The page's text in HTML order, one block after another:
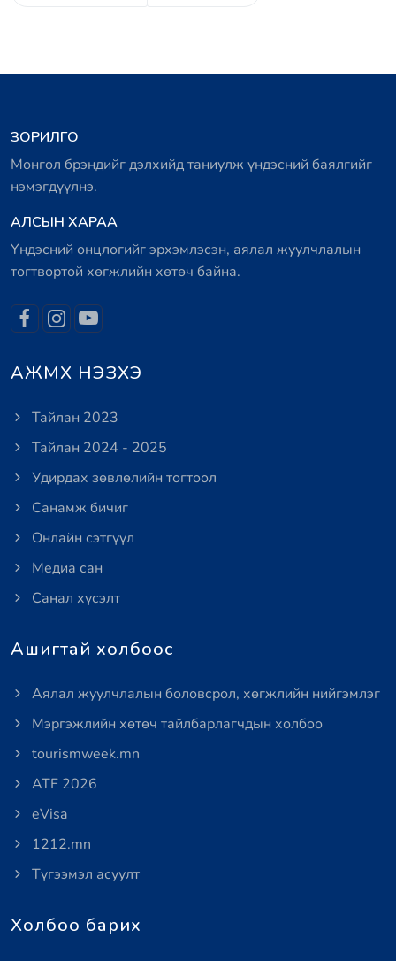
ЗОРИЛГО
Монгол брэндийг дэлхийд таниулж үндэсний баялгийг
нэмэгдүүлнэ.
АЛСЫН ХАРАА
Үндэсний онцлогийг эрхэмлэсэн, аялал жуулчлалын
тогтвортой хөгжлийн хөтөч байна.
АЖМХ НЭЗХЭ
Тайлан 2023
Тайлан 2024 - 2025
Удирдах зөвлөлийн тогтоол
Санамж бичиг
Онлайн сэтгүүл
Медиа сан
Санал хүсэлт
Ашигтай холбоос
Аялал жуулчлалын боловсрол, хөгжлийн нийгэмлэг
Мэргэжлийн хөтөч тайлбарлагчдын холбоо
tourismweek.mn
ATF 2026
eVisa
1212.mn
Түгээмэл асуулт
Холбоо барих